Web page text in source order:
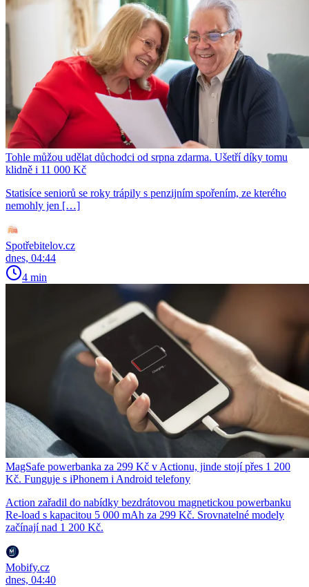
Tohle můžou udělat důchodci od srpna zdarma. Ušetří díky tomu
klidně i 11 000 Kč
Statisíce seniorů se roky trápily s penzijním spořením, ze kterého
nemohly jen […]
Spotřebitelov.cz
dnes, 04:44
4 min
MagSafe powerbanka za 299 Kč v Actionu, jinde stojí přes 1 200
Kč. Funguje s iPhonem i Android telefony
Action zařadil do nabídky bezdrátovou magnetickou powerbanku
Re-load s kapacitou 5 000 mAh za 299 Kč. Srovnatelné modely
začínají nad 1 200 Kč.
Mobify.cz
dnes, 04:40